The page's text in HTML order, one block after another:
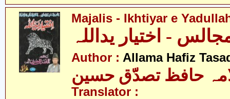
Majalis - Ikhtiyar e
- اختیار یداللہ
Author : Allama Hafiz
حافظ تصدّق حسین
Translator :